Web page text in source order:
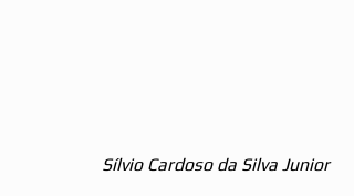
Sílvio Cardoso da Silva Junior